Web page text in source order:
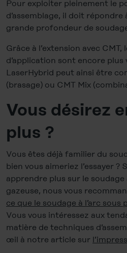
Pour exploiter pleinement le
d’assemblage, il doit répondre
grande profondeur de
Grâce à l’extension avec CMT,
d’application sont encore plus
LaserHybrid peut ainsi être
(brasage) ou CMT Mix
Vous désirez
plus ?
Vous êtes déjà familier du
bien vous aimeriez l’essayer ?
apprendre plus sur le
gazeuse, nous vous
ce que le soudage à l’arc
Vous vous intéressez aux
matière de techniques
œil à notre article sur